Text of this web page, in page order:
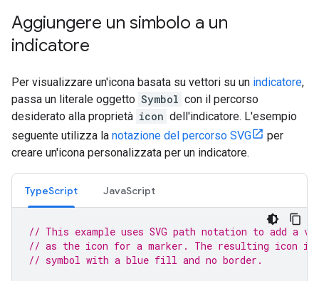
Aggiungere un simbolo a un
indicatore
Per visualizzare un'icona basata su vettori su un indicatore,
passa un literale oggetto Symbol con il percorso
desiderato alla proprietà icon dell'indicatore. L'esempio
seguente utilizza la notazione del percorso SVG
per
creare un'icona personalizzata per un indicatore.
TypeScript JavaScript
// This example uses SVG path notation to add a
// as the icon for a marker. The resulting icon is a
// symbol with a blue fill and no border.